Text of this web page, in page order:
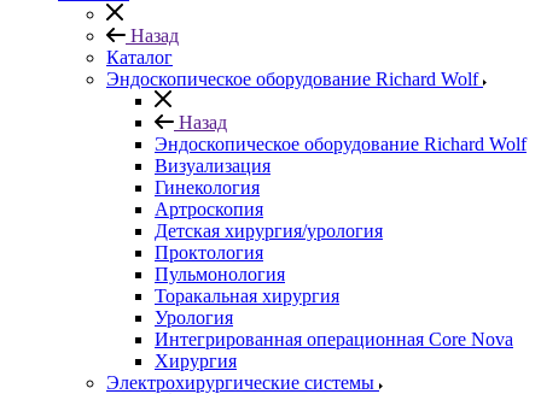
Назад
Каталог
Эндоскопическое оборудование Richard Wolf
Назад
Эндоскопическое оборудование Richard Wolf
Визуализация
Гинекология
Артроскопия
Детская хирургия/урология
Проктология
Пульмонология
Торакальная хирургия
Урология
Интегрированная операционная Core Nova
Хирургия
Электрохирургические системы